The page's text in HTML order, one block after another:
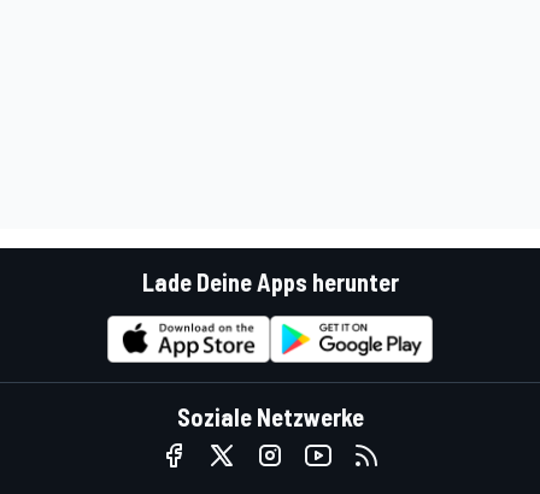
Lade Deine Apps herunter
Soziale Netzwerke